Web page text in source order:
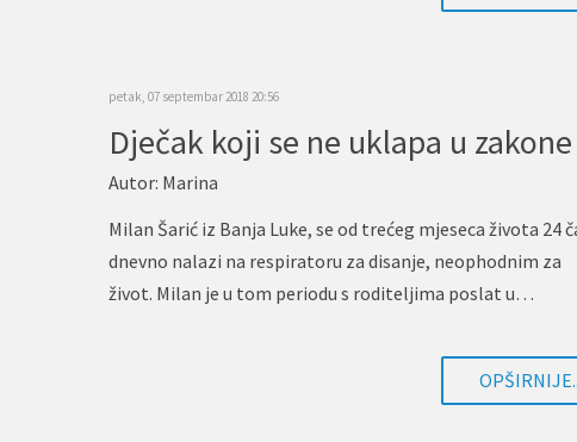
petak, 07 septembar 2018 20:56
Autor: Marina
Milan Šarić iz Banja Luke, se od trećeg mjeseca života 24
dnevno nalazi na respiratoru za disanje, neophodnim za
život. Milan je u tom periodu s roditeljima poslat u…
OPŠIRNIJE..